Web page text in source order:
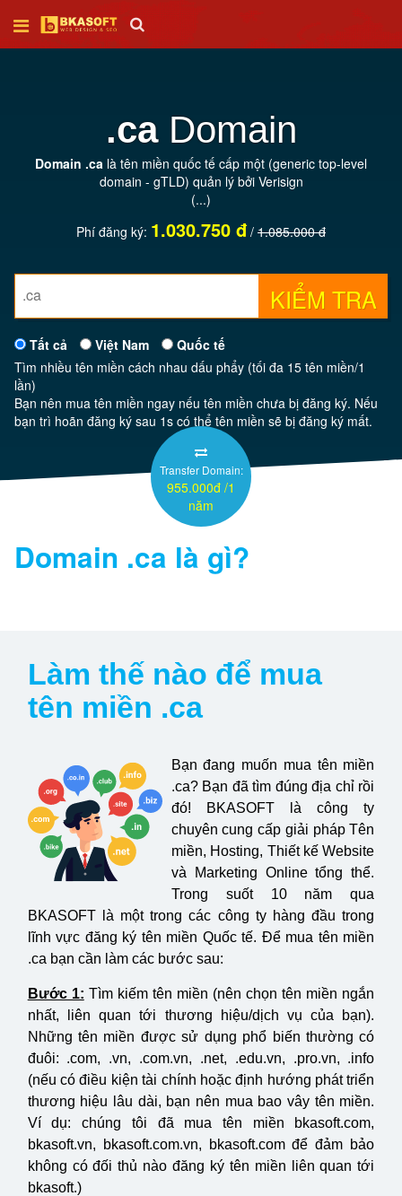
Thiết
Tên
miền
Hosting
.caDomain
Domain .ca là tên miền quốc tế cấp một (generic top-level
domain - gTLD) quản lý bởi Verisign
(...)
Phí đăng ký: 1.030.750 đ / 1.085.000 đ
KIỂM TRA
Tất cả Việt Nam
Quốc tế
Tìm nhiều tên miền cách nhau dấu phẩy (tối đa 15 tên miền/1
lần)
Bạn nên mua tên miền ngay nếu tên miền chưa bị đăng ký. Nếu
bạn trì hoãn đăng ký sau 1s có thể tên miền sẽ bị đăng ký mất.
Transfer Domain:
955.000đ /1
năm
Domain .ca là gì?
Làm thế nào để mua
tên miền .ca
Bạn đang muốn mua tên miền
.ca? Bạn đã tìm đúng địa chỉ rồi
đó! BKASOFT là công ty
chuyên cung cấp giải pháp Tên
miền, Hosting, Thiết kế Website
và Marketing Online tổng thể.
Trong suốt 10 năm qua
BKASOFT là một trong các công ty hàng đầu trong
lĩnh vực đăng ký tên miền Quốc tế. Để mua tên miền
.ca bạn cần làm các bước sau:
Bước 1: Tìm kiếm tên miền (nên chọn tên miền ngắn
nhất, liên quan tới thương hiệu/dịch vụ của bạn).
Những tên miền được sử dụng phổ biến thường có
đuôi: .com, .vn, .com.vn, .net, .edu.vn, .pro.vn, .info
(nếu có điều kiện tài chính hoặc định hướng phát triển
thương hiệu lâu dài, bạn nên mua bao vây tên miền.
Ví dụ: chúng tôi đã mua tên miền bkasoft.com,
bkasoft.vn, bkasoft.com.vn, bkasoft.com để đảm bảo
không có đối thủ nào đăng ký tên miền liên quan tới
bkasoft.)